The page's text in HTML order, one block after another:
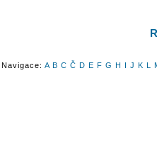
Navigace: A B C Č D E F G H I J K L